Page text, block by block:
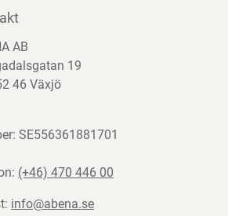
AB
19
46 Växjö
SE556361881701
(+46) 470 446 00
info@abena.se